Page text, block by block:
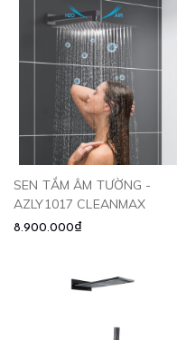
SEN TẮM ÂM TƯỜNG -
AZLY1017 CLEANMAX
8.900.000₫